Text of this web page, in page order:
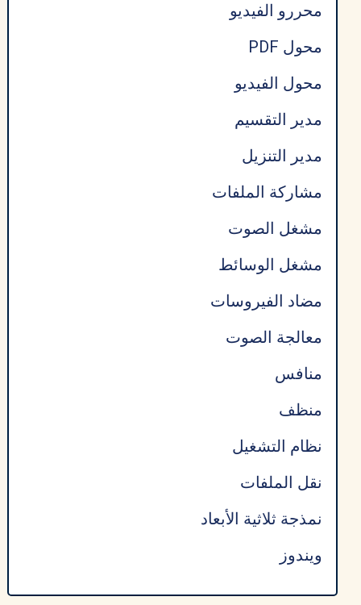
محررو الفيديو
محول PDF
محول الفيديو
مدير التقسيم
مدير التنزيل
مشاركة الملفات
مشغل الصوت
مشغل الوسائط
مضاد الفيروسات
معالجة الصوت
منافس
منظف
نظام التشغيل
نقل الملفات
نمذجة ثلاثية الأبعاد
ويندوز